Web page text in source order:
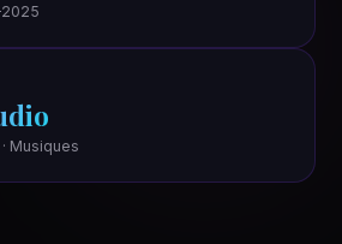
Musiques